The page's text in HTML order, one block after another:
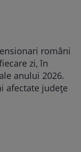
români
zi, în
anului 2026.
afectate județe